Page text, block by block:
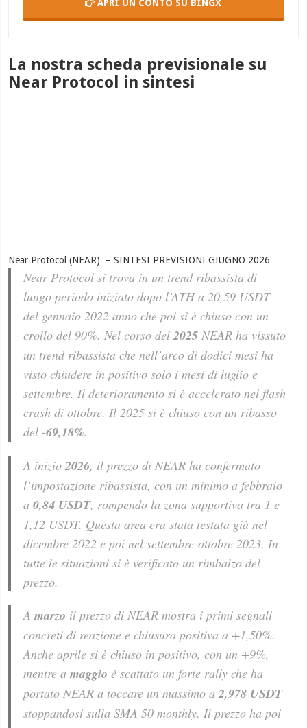
APRI UN CONTO SU BINGX
La nostra scheda previsionale su
Near Protocol in sintesi
Near Protocol (NEAR) – SINTESI PREVISIONI GIUGNO 2026
Near Protocol si trova in un trend ribassista di
lungo periodo iniziato dopo l’ATH a 20,59 USDT
del gennaio 2022 anno che poi si è chiuso con un
crollo del 90%. Nel corso del2025NEAR ha vissuto
un trend ribassista che nell’arco di dodici mesi ha
visto chiudere in positivo solo i mesi di luglio e
settembre. Il deterioramento si è accelerato nel flash
crash di ottobre. Il 2025 si è chiuso con un ribasso
del-69,18%.
A inizio2026, il prezzo di NEAR ha confermato
l’impostazione ribassista, con un minimo a febbraio
a0,84 USDT, rompendo la zona supportiva tra 1 e
1,12 USDT. Questa area era stata testata già nel
dicembre 2022 e poi nel settembre-ottobre 2023. In
tutte le situazioni si è verificato un rimbalzo del
prezzo.
Amarzo il prezzo di NEAR mostra i primi segnali
concreti di reazione e chiusura positiva a +1,50%.
Anche aprile si è chiuso in positivo, con un +9%,
mentre amaggio è scattato un forte rally che ha
portato NEAR a toccare un massimo a2,978 USDT
stoppandosi sulla SMA 50 monthly. Il prezzo ha poi